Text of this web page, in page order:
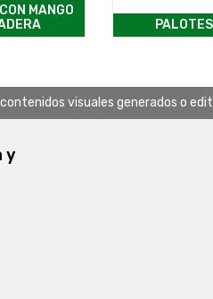
MANGO
PALOTES
visuales generados o
y